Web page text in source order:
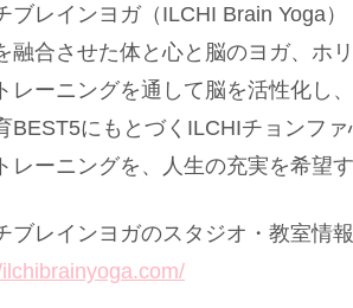
ブレインヨガ（ILCHI Brain Yoga
融合させた体と心と脳のヨガ、ホ
レーニングを通して脳を活性化し
BEST5にもとづくILCHIチョンフ
レーニングを、人生の充実を希望
ブレインヨガのスタジオ・教室情